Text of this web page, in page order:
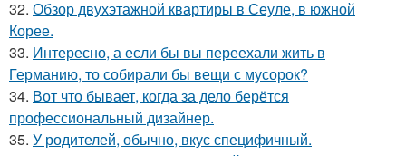
32. Обзор двухэтажной квартиры в Сеуле, в южной
Корее.
33. Интересно, а если бы вы переехали жить в
Германию, то собирали бы вещи с мусорок?
34. Вот что бывает, когда за дело берётся
профессиональный дизайнер.
35. У родителей, обычно, вкус специфичный.